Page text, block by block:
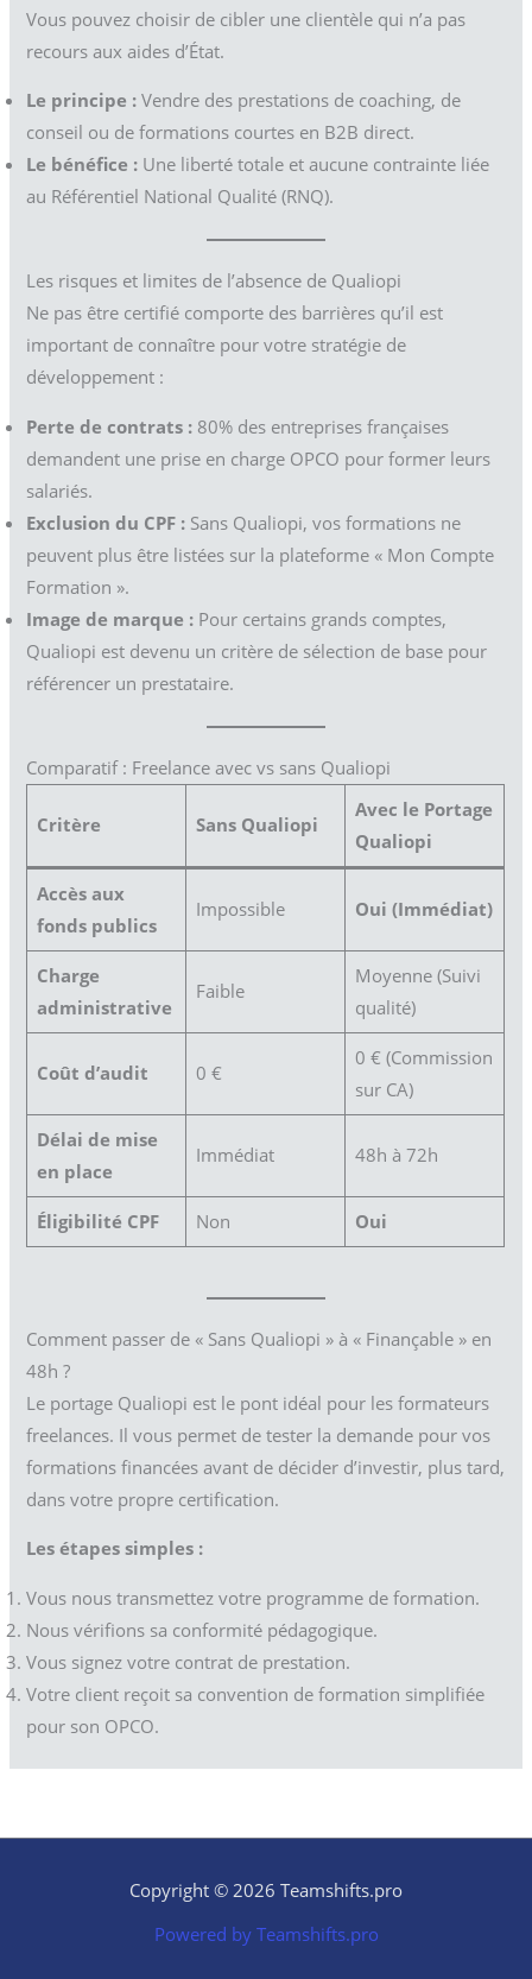
Vous pouvez choisir de cibler une clientèle qui n’a pas
recours aux aides d’État.
Le principe : Vendre des prestations de coaching, de
conseil ou de formations courtes en B2B direct.
Le bénéfice : Une liberté totale et aucune contrainte liée
au Référentiel National Qualité (RNQ).
Les risques et limites de l’absence de Qualiopi
Ne pas être certifié comporte des barrières qu’il est
important de connaître pour votre stratégie de
développement :
Perte de contrats : 80% des entreprises françaises
demandent une prise en charge OPCO pour former leurs
salariés.
Exclusion du CPF : Sans Qualiopi, vos formations ne
peuvent plus être listées sur la plateforme « Mon Compte
Formation ».
Image de marque : Pour certains grands comptes,
Qualiopi est devenu un critère de sélection de base pour
référencer un prestataire.
Comparatif : Freelance avec vs sans Qualiopi
Critère Sans Qualiopi
Avec le Portage
Qualiopi
Accès aux
fonds publics
Impossible Oui (Immédiat)
Charge
administrative
Faible
Moyenne (Suivi
qualité)
Coût d’audit 0 €
0 € (Commission
sur CA)
Délai de mise
en place
Immédiat 48h à 72h
Éligibilité CPF Non Oui
Comment passer de « Sans Qualiopi » à « Finançable » en
48h ?
Le portage Qualiopi est le pont idéal pour les formateurs
freelances. Il vous permet de tester la demande pour vos
formations financées avant de décider d’investir, plus tard,
dans votre propre certification.
Les étapes simples :
Vous nous transmettez votre programme de formation.
Nous vérifions sa conformité pédagogique.
Vous signez votre contrat de prestation.
Votre client reçoit sa convention de formation simplifiée
pour son OPCO.
Copyright © 2026 Teamshifts.pro
Powered by Teamshifts.pro